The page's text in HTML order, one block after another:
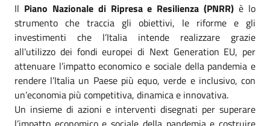
Il Piano Nazionale di Ripresa e Resilienza (PNRR) è lo
strumento che traccia gli obiettivi, le riforme e gli
investimenti che l’Italia intende realizzare grazie
all’utilizzo dei fondi europei di Next Generation EU, per
attenuare l’impatto economico e sociale della pandemia e
rendere l’Italia un Paese più equo, verde e inclusivo, con
un’economia più competitiva, dinamica e innovativa.
Un insieme di azioni e interventi disegnati per superare